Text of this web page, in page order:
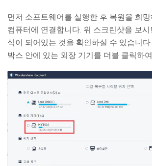
먼저 소프트웨어를 실행한 후 복원을 희
컴퓨터에 연결합니다. 위 스크린샷을 보
식이 되어있는 것을 확인하실 수 있습니
박스 안에 있는 외장 기기를 더블 클릭하